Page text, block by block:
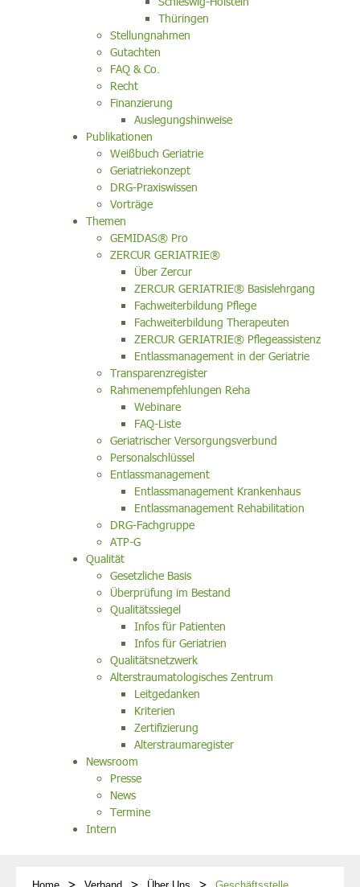
Thüringen
Stellungnahmen
Gutachten
FAQ & Co.
Recht
Finanzierung
Auslegungshinweise
Publikationen
Weißbuch Geriatrie
Geriatriekonzept
DRG-Praxiswissen
Vorträge
Themen
GEMIDAS® Pro
ZERCUR GERIATRIE®
Über Zercur
ZERCUR GERIATRIE® Basislehrgang
Fachweiterbildung Pflege
Fachweiterbildung Therapeuten
ZERCUR GERIATRIE® Pflegeassistenz
Entlassmanagement in der Geriatrie
Transparenzregister
Rahmenempfehlungen Reha
Webinare
FAQ-Liste
Geriatrischer Versorgungsverbund
Personalschlüssel
Entlassmanagement
Entlassmanagement Krankenhaus
Entlassmanagement Rehabilitation
DRG-Fachgruppe
ATP-G
Qualität
Gesetzliche Basis
Überprüfung im Bestand
Qualitätssiegel
Infos für Patienten
Infos für Geriatrien
Qualitätsnetzwerk
Alterstraumatologisches Zentrum
Leitgedanken
Kriterien
Zertifizierung
Alterstraumaregister
Newsroom
Presse
News
Termine
Intern